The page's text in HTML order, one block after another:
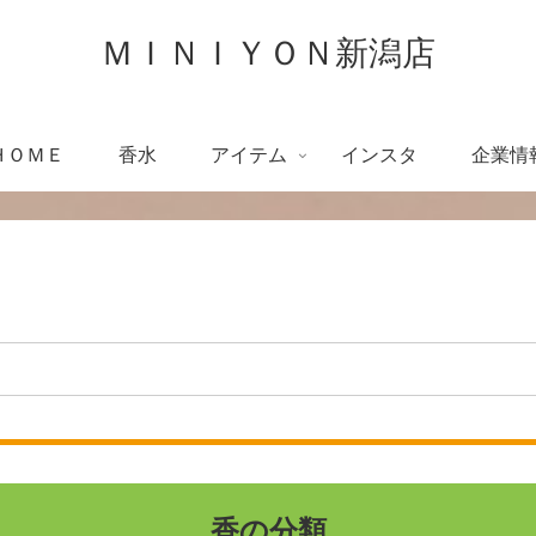
ＭＩＮＩＹＯＮ新潟店
ＯＭＥ 香水 アイテム インスタ 企業情